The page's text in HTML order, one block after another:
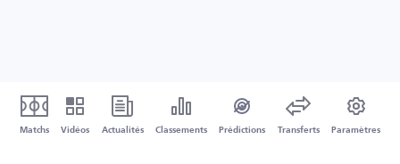
Matchs Vidéos Actualités Classements Prédictions Transferts Paramètres